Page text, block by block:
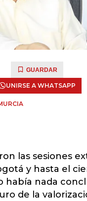
GUARDAR
UNIRSE A WHATSAPP
las sesiones
y hasta el
había nada
de la